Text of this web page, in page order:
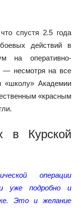
спустя 2.5 года
действий в
на оперативно-
— несмотря на все
Академии
«красным
в Курской
операции
уже подробно и
Это и желание